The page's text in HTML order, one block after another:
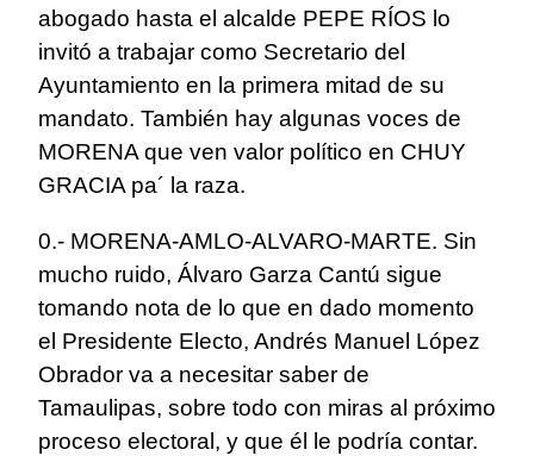
abogado hasta el alcalde PEPE RÍOS lo
invitó a trabajar como Secretario del
Ayuntamiento en la primera mitad de su
mandato. También hay algunas voces de
MORENA que ven valor político en CHUY
GRACIA pa´ la raza.
0.- MORENA-AMLO-ALVARO-MARTE. Sin
mucho ruido, Álvaro Garza Cantú sigue
tomando nota de lo que en dado momento
el Presidente Electo, Andrés Manuel López
Obrador va a necesitar saber de
Tamaulipas, sobre todo con miras al próximo
proceso electoral, y que él le podría contar.